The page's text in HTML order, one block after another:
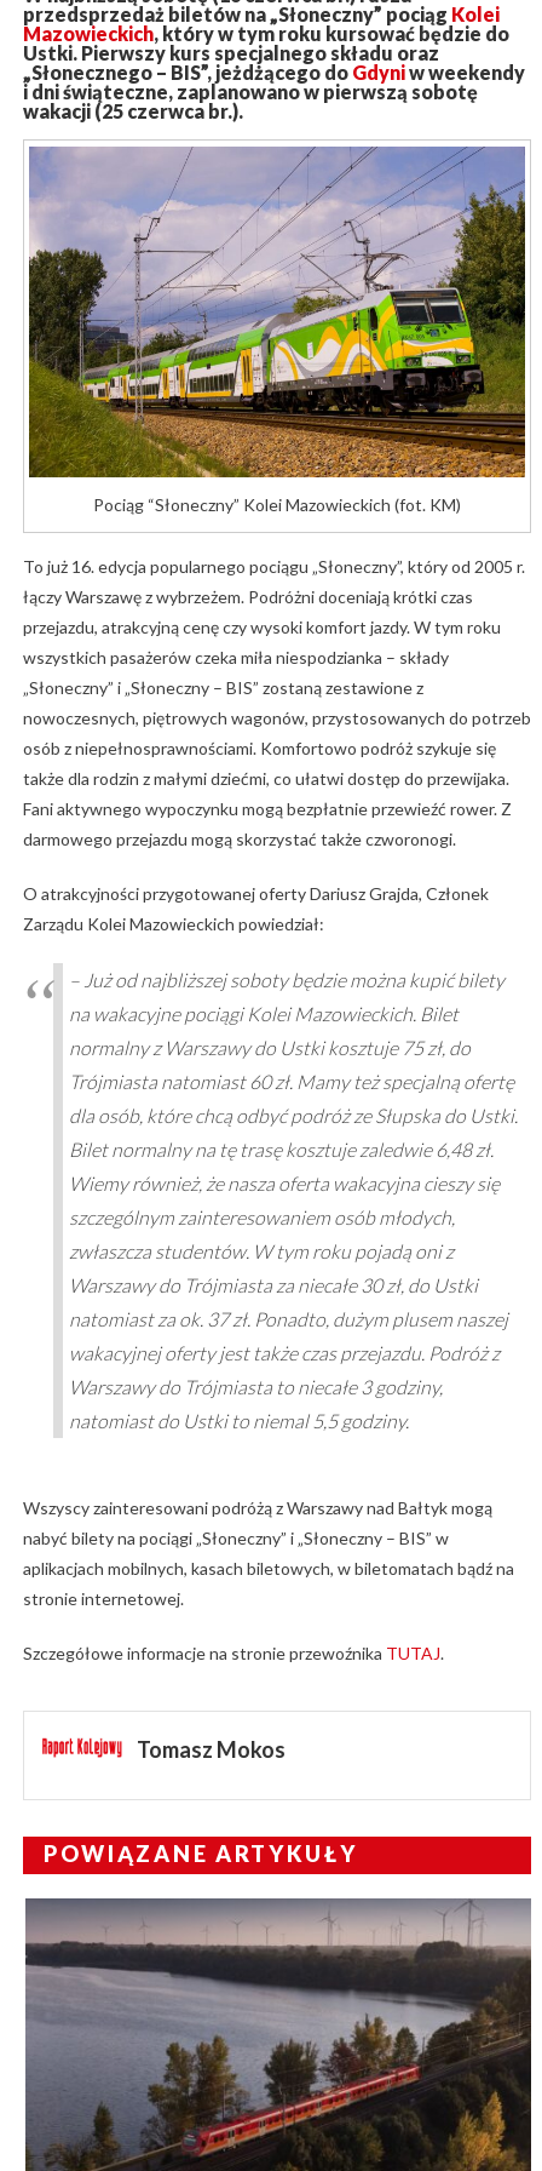
przedsprzedaż biletów na „Słoneczny” pociąg Kolei
Mazowieckich, który w tym roku kursować będzie do
Ustki. Pierwszy kurs specjalnego składu oraz
„Słonecznego – BIS”, jeżdżącego do Gdyniw weekendy
i dni świąteczne, zaplanowano w pierwszą sobotę
wakacji (25 czerwca br.).
Pociąg “Słoneczny” Kolei Mazowieckich (fot. KM)
To już 16. edycja popularnego pociągu „Słoneczny”, który od 2005 r.
łączy Warszawę z wybrzeżem. Podróżni doceniają krótki czas
przejazdu, atrakcyjną cenę czy wysoki komfort jazdy. W tym roku
wszystkich pasażerów czeka miła niespodzianka – składy
„Słoneczny” i „Słoneczny – BIS” zostaną zestawione z
nowoczesnych, piętrowych wagonów, przystosowanych do potrzeb
osób z niepełnosprawnościami. Komfortowo podróż szykuje się
także dla rodzin z małymi dziećmi, co ułatwi dostęp do przewijaka.
Fani aktywnego wypoczynku mogą bezpłatnie przewieźć rower. Z
darmowego przejazdu mogą skorzystać także czworonogi.
O atrakcyjności przygotowanej oferty Dariusz Grajda, Członek
Zarządu Kolei Mazowieckich powiedział:
– Już od najbliższej soboty będzie można kupić bilety
na wakacyjne pociągi Kolei Mazowieckich. Bilet
normalny z Warszawy do Ustki kosztuje 75 zł, do
Trójmiasta natomiast 60 zł. Mamy też specjalną ofertę
dla osób, które chcą odbyć podróż ze Słupska do Ustki.
Bilet normalny na tę trasę kosztuje zaledwie 6,48 zł.
Wiemy również, że nasza oferta wakacyjna cieszy się
szczególnym zainteresowaniem osób młodych,
zwłaszcza studentów. W tym roku pojadą oni z
Warszawy do Trójmiasta za niecałe 30 zł, do Ustki
natomiast za ok. 37 zł. Ponadto, dużym plusem naszej
wakacyjnej oferty jest także czas przejazdu. Podróż z
Warszawy do Trójmiasta to niecałe 3 godziny,
natomiast do Ustki to niemal 5,5 godziny.
Wszyscy zainteresowani podróżą z Warszawy nad Bałtyk mogą
nabyć bilety na pociągi „Słoneczny” i „Słoneczny – BIS” w
aplikacjach mobilnych, kasach biletowych, w biletomatach bądź na
stronie internetowej.
Szczegółowe informacje na stronie przewoźnika TUTAJ.
Tomasz Mokos
POWIĄZANE ARTYKUŁY